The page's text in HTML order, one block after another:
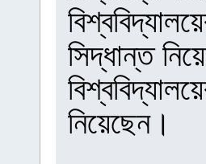
সিদ্ধান্ত
নিয়েছেন।